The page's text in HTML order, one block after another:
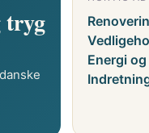
tryg
Energi